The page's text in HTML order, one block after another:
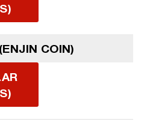
COIN)